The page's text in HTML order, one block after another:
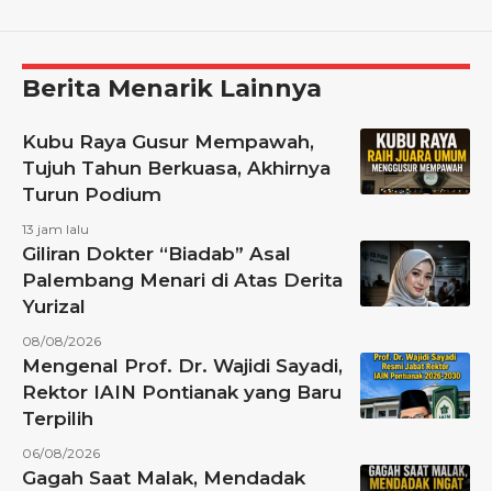
Berita Menarik Lainnya
Kubu Raya Gusur Mempawah,
Tujuh Tahun Berkuasa, Akhirnya
Turun Podium
13 jam lalu
Giliran Dokter “Biadab” Asal
Palembang Menari di Atas Derita
Yurizal
08/08/2026
Mengenal Prof. Dr. Wajidi Sayadi,
Rektor IAIN Pontianak yang Baru
Terpilih
06/08/2026
Gagah Saat Malak, Mendadak